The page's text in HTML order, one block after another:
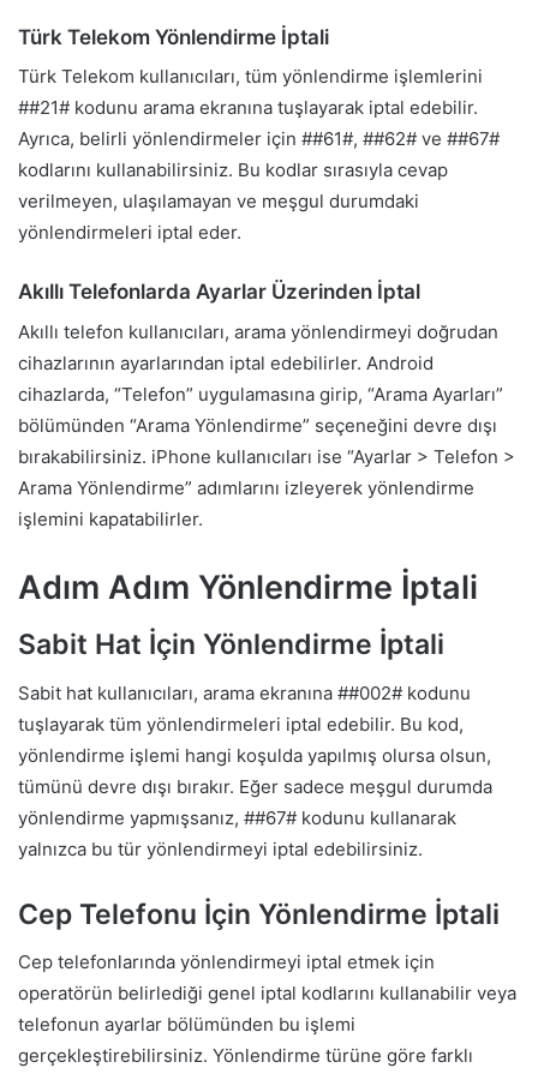
Türk Telekom Yönlendirme İptali
Türk Telekom kullanıcıları, tüm yönlendirme işlemlerini
##21# kodunu arama ekranına tuşlayarak iptal edebilir.
Ayrıca, belirli yönlendirmeler için ##61#, ##62# ve ##67#
kodlarını kullanabilirsiniz. Bu kodlar sırasıyla cevap
verilmeyen, ulaşılamayan ve meşgul durumdaki
yönlendirmeleri iptal eder.
Akıllı Telefonlarda Ayarlar Üzerinden İptal
Akıllı telefon kullanıcıları, arama yönlendirmeyi doğrudan
cihazlarının ayarlarından iptal edebilirler. Android
cihazlarda, “Telefon” uygulamasına girip, “Arama Ayarları”
bölümünden “Arama Yönlendirme” seçeneğini devre dışı
bırakabilirsiniz. iPhone kullanıcıları ise “Ayarlar > Telefon >
Arama Yönlendirme” adımlarını izleyerek yönlendirme
işlemini kapatabilirler.
Adım Adım Yönlendirme İptali
Sabit Hat İçin Yönlendirme İptali
Sabit hat kullanıcıları, arama ekranına ##002# kodunu
tuşlayarak tüm yönlendirmeleri iptal edebilir. Bu kod,
yönlendirme işlemi hangi koşulda yapılmış olursa olsun,
tümünü devre dışı bırakır. Eğer sadece meşgul durumda
yönlendirme yapmışsanız, ##67# kodunu kullanarak
yalnızca bu tür yönlendirmeyi iptal edebilirsiniz.
Cep Telefonu İçin Yönlendirme İptali
Cep telefonlarında yönlendirmeyi iptal etmek için
operatörün belirlediği genel iptal kodlarını kullanabilir veya
telefonun ayarlar bölümünden bu işlemi
gerçekleştirebilirsiniz. Yönlendirme türüne göre farklı